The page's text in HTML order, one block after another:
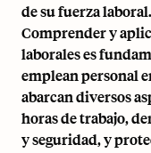
de su fuerza laboral.
Comprender y
laborales es
emplean personal
abarcan diversos
horas de trabajo,
y seguridad, y